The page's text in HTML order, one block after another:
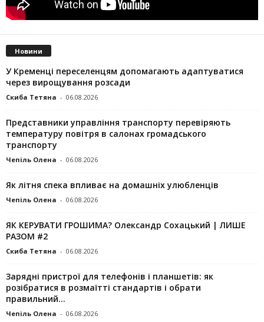
Новини
У Кременці переселенцям допомагають адаптуватися
через вирощування розсади
Скиба Тетяна - 06.08.2026
Представники управління транспорту перевіряють
температуру повітря в салонах громадського
транспорту
Чепіль Олена - 06.08.2026
Як літня спека впливає на домашніх улюбленців
Чепіль Олена - 06.08.2026
ЯК КЕРУВАТИ ГРОШИМА? Олександр Сохацький | ЛИШЕ
РАЗОМ #2
Скиба Тетяна - 06.08.2026
Зарядні пристрої для телефонів і планшетів: як
розібратися в розмаїтті стандартів і обрати
правильний...
Чепіль Олена - 06.08.2026